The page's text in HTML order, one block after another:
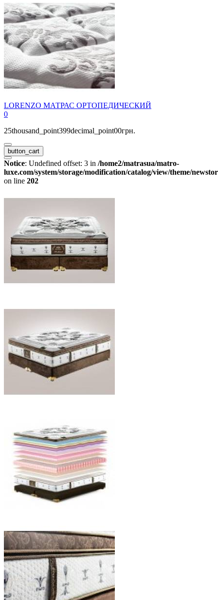
LORENZO МАТРАС ОРТОПЕДИЧЕСКИЙ
0
25thousand_point399decimal_point00грн.
button_cart
Notice: Undefined offset: 3 in /home2/matrasua/matro-
luxe.com/system/storage/modification/catalog/view/theme/
on line 202